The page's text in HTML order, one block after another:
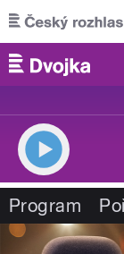
Přejít k hlavnímu
Program